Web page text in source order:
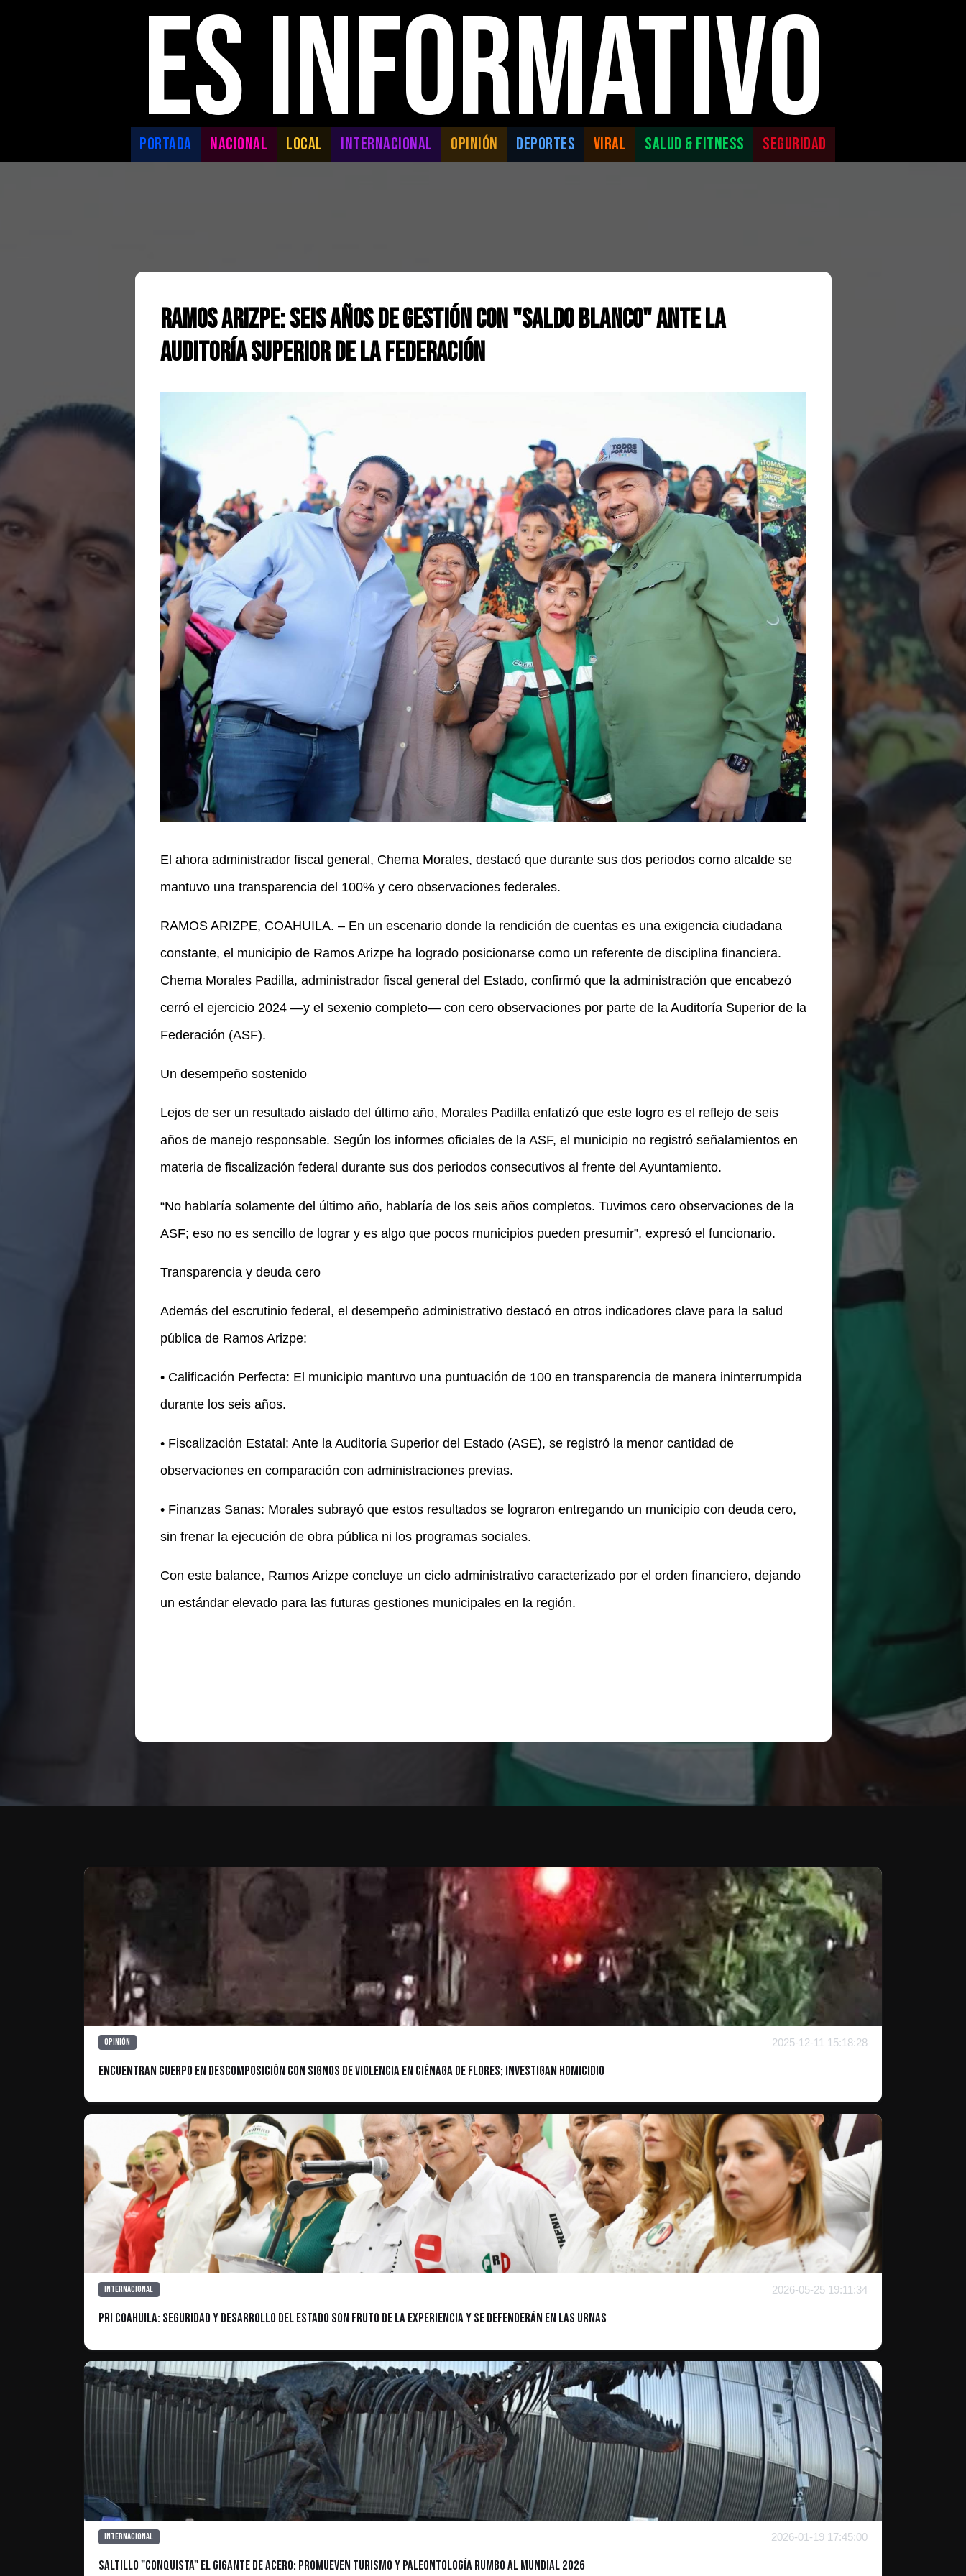
ES INFORMATIVO
PORTADA NACIONAL LOCAL INTERNACIONAL OPINIÓN DEPORTES VIRAL SALUD & FITNESS SEGURIDAD
Ramos Arizpe: Seis años de gestión con "Saldo Blanco" ante la
Auditoría Superior de la Federación
El ahora administrador fiscal general, Chema Morales, destacó que durante sus dos periodos como alcalde se
mantuvo una transparencia del 100% y cero observaciones federales.
RAMOS ARIZPE, COAHUILA. – En un escenario donde la rendición de cuentas es una exigencia ciudadana
constante, el municipio de Ramos Arizpe ha logrado posicionarse como un referente de disciplina financiera.
Chema Morales Padilla, administrador fiscal general del Estado, confirmó que la administración que encabezó
cerró el ejercicio 2024 —y el sexenio completo— con cero observaciones por parte de la Auditoría Superior de la
Federación (ASF).
Un desempeño sostenido
Lejos de ser un resultado aislado del último año, Morales Padilla enfatizó que este logro es el reflejo de seis
años de manejo responsable. Según los informes oficiales de la ASF, el municipio no registró señalamientos en
materia de fiscalización federal durante sus dos periodos consecutivos al frente del Ayuntamiento.
“No hablaría solamente del último año, hablaría de los seis años completos. Tuvimos cero observaciones de la
ASF; eso no es sencillo de lograr y es algo que pocos municipios pueden presumir”, expresó el funcionario.
Transparencia y deuda cero
Además del escrutinio federal, el desempeño administrativo destacó en otros indicadores clave para la salud
pública de Ramos Arizpe:
• Calificación Perfecta: El municipio mantuvo una puntuación de 100 en transparencia de manera ininterrumpida
durante los seis años.
• Fiscalización Estatal: Ante la Auditoría Superior del Estado (ASE), se registró la menor cantidad de
observaciones en comparación con administraciones previas.
• Finanzas Sanas: Morales subrayó que estos resultados se lograron entregando un municipio con deuda cero,
sin frenar la ejecución de obra pública ni los programas sociales.
Con este balance, Ramos Arizpe concluye un ciclo administrativo caracterizado por el orden financiero, dejando
un estándar elevado para las futuras gestiones municipales en la región.
Te puede interesar
Opinión 2025-12-11 15:18:28
Encuentran Cuerpo en Descomposición con Signos de Violencia en Ciénaga de Flores; Investigan Homicidio
Internacional 2026-05-25 19:11:34
PRI Coahuila: Seguridad y desarrollo del estado son fruto de la experiencia y se defenderán en las urnas
Internacional 2026-01-19 17:45:00
Saltillo "conquista" el Gigante de Acero: Promueven turismo y paleontología rumbo al Mundial 2026